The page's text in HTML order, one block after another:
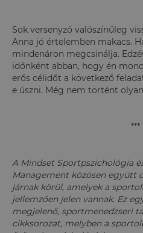
Sok versenyző valószínűleg
Anna jó értelemben makacs.
mindenáron megcsinálja.
időnként abban, hogy én
erős célidőt a következő
e úszni. Még nem történt
***
A Mindset Sportpszichológia
Management közösen együtt
járnak körül, amelyek a
jellemzően jelen vannak. Ez
megjelenő, sportmenedzseri
cikksorozat, melyben a